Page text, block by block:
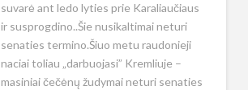
suvarė ant ledo lyties prie Karaliaučiaus
ir susprogdino..Šie nusikaltimai neturi
senaties termino.Šiuo metu raudonieji
naciai toliau „darbuojasi” Kremliuje –
masiniai čečėnų žudymai neturi senaties